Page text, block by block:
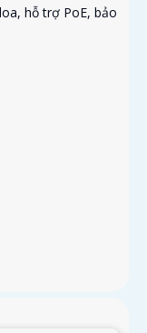
hỗ trợ PoE, bảo